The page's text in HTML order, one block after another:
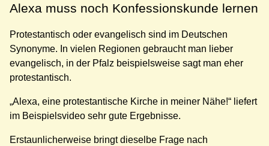
Alexa muss noch Konfessionskunde lernen
Protestantisch oder evangelisch sind im Deutschen
Synonyme. In vielen Regionen gebraucht man lieber
evangelisch, in der Pfalz beispielsweise sagt man eher
protestantisch.
„Alexa, eine protestantische Kirche in meiner Nähe!“ liefert
im Beispielsvideo sehr gute Ergebnisse.
Erstaunlicherweise bringt dieselbe Frage nach